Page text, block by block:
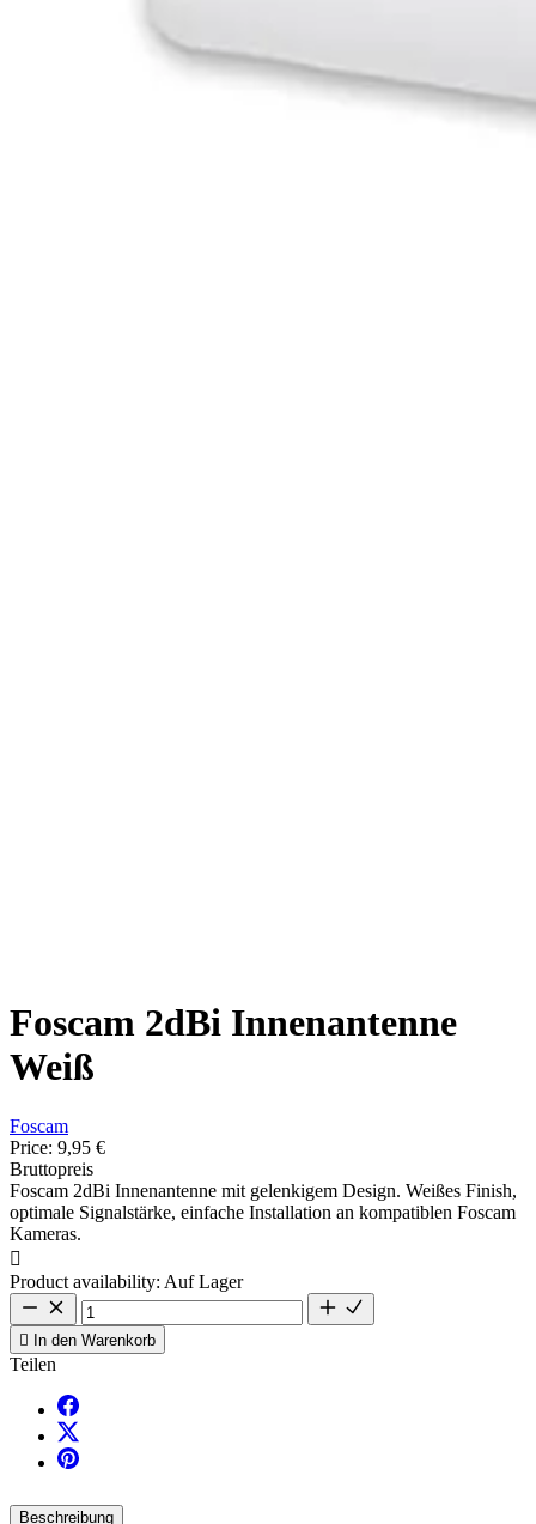
Foscam 2dBi Innenantenne
Weiß
Foscam
Price: 9,95 €
Bruttopreis
Foscam 2dBi Innenantenne mit gelenkigem Design. Weißes Finish,
optimale Signalstärke, einfache Installation an kompatiblen Foscam
Kameras.

Product availability: Auf Lager
 In den Warenkorb
Teilen
Beschreibung